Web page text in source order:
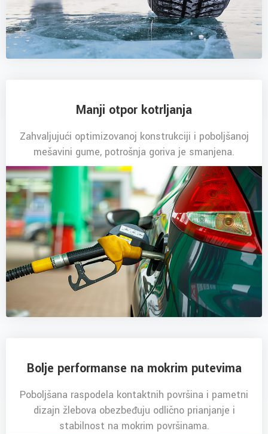
Manji otpor kotrljanja
Zahvaljujući optimizovanoj konstrukciji i poboljšanoj
mešavini gume, potrošnja goriva je smanjena.
Bolje performanse na mokrim putevima
Poboljšana raspodela kontaktnih površina i pametni
dizajn žlebova obezbeđuju odlično prianjanje i
stabilnost na mokrim površinama.